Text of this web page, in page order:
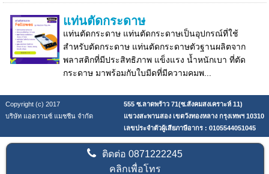
แท่นตัดกระดาษ
แท่นตัดกระดาษ แท่นตัดกระดาษเป็นอุปกรณ์ที่ใช้
สำหรับตัดกระดาษ แท่นตัดกระดาษตัวฐานผลิตจาก
พลาสติกที่มีประสิทธิภาพ แข็งแรง น้ำหนักเบา ที่ตัด
กระดาษ มาพร้อมกับใบมีดที่มีความคมพ...
Copyright (c) 2017
555 ซ.ลาดพร้าว 71(ซ.สังคมสงเคราะห์ 11)
บริษัท แอดวานซ์ แมชชีน จำกัด
แขวงสะพานสอง เขตวังทองหลาง กรุงเทพฯ 10310
เลขประจำตัวผู้เสียภาษีอากร : 0105544051045
ติดต่อ0871222245
คลิกเพื่อโทร